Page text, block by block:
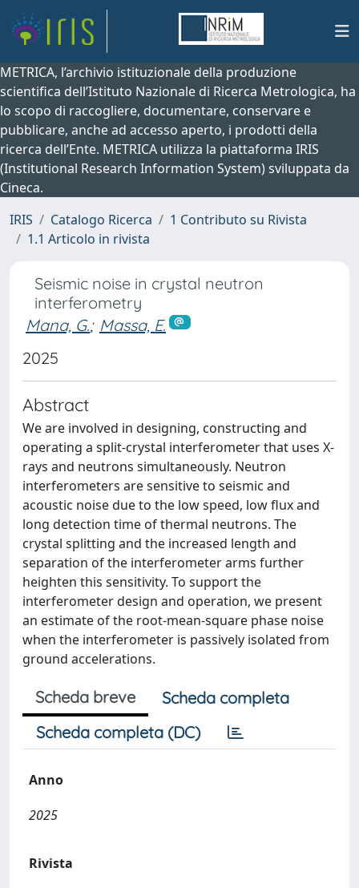
METRICA, l’archivio istituzionale della produzione
scientifica dell’Istituto Nazionale di Ricerca Metrologica, ha
lo scopo di raccogliere, documentare, conservare e
pubblicare, anche ad accesso aperto, i prodotti della
ricerca dell’Ente. METRICA utilizza la piattaforma IRIS
(Institutional Research Information System) sviluppata da
Cineca.
IRIS
Catalogo Ricerca
1 Contributo su Rivista
1.1 Articolo in rivista
Seismic noise in crystal neutron
interferometry
Mana, G.; Massa, E.
2025
Abstract
We are involved in designing, constructing and
operating a split-crystal interferometer that uses X-
rays and neutrons simultaneously. Neutron
interferometers are sensitive to seismic and
acoustic noise due to the low speed, low flux and
long detection time of thermal neutrons. The
crystal splitting and the increased length and
separation of the interferometer arms further
heighten this sensitivity. To support the
interferometer design and operation, we present
an estimate of the root-mean-square phase noise
when the interferometer is passively isolated from
ground accelerations.
Scheda breve
Scheda completa
Scheda completa (DC)
Anno
2025
Rivista